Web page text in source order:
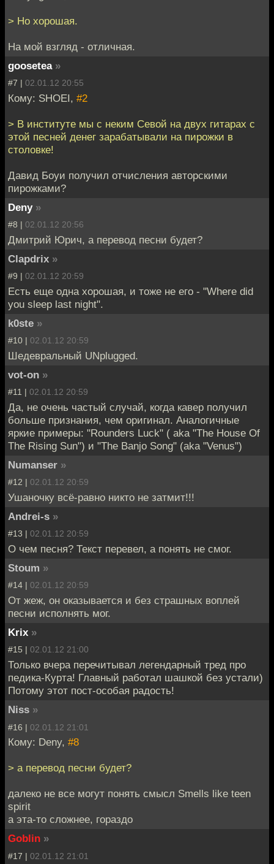
> Но хорошая.
На мой взгляд - отличная.
goosetea »
#7 | 02.01.12 20:55
Кому: SHOEI, #2
> В институте мы с неким Севой на двух гитарах с
этой песней денег зарабатывали на пирожки в
столовке!
Давид Боуи получил отчисления авторскими
пирожками?
Deny »
#8 | 02.01.12 20:56
Дмитрий Юрич, а перевод песни будет?
Clapdrix »
#9 | 02.01.12 20:59
Есть еще одна хорошая, и тоже не его - "Where did
you sleep last night".
k0ste »
#10 | 02.01.12 20:59
Шедевральный UNplugged.
vot-on »
#11 | 02.01.12 20:59
Да, не очень частый случай, когда кавер получил
больше признания, чем оригинал. Аналогичные
яркие примеры: "Rounders Luck" ( aka "The House Of
The Rising Sun") и "The Banjo Song" (aka "Venus")
Numanser »
#12 | 02.01.12 20:59
Ушаночку всё-равно никто не затмит!!!
Andrei-s »
#13 | 02.01.12 20:59
О чем песня? Текст перевел, а понять не смог.
Stoum »
#14 | 02.01.12 20:59
От жеж, он оказывается и без страшных воплей
песни исполнять мог.
Krix »
#15 | 02.01.12 21:00
Только вчера перечитывал легендарный тред про
педика-Курта! Главный работал шашкой без устали)
Потому этот пост-особая радость!
Niss »
#16 | 02.01.12 21:01
Кому: Deny, #8
> а перевод песни будет?
далеко не все могут понять смысл Smells like teen
spirit
а эта-то сложнее, гораздо
Goblin »
#17 | 02.01.12 21:01